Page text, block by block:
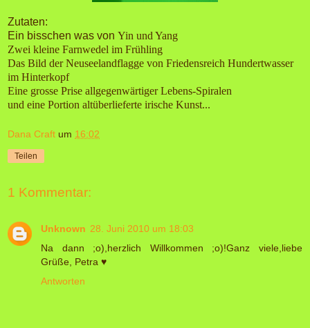
Zutaten:
Ein bisschen was von Yin und Yang
Zwei kleine Farnwedel im Frühling
Das Bild der Neuseelandflagge von Friedensreich Hundertwasser
im Hinterkopf
Eine grosse Prise allgegenwärtiger Lebens-Spiralen
und eine Portion altüberlieferte irische Kunst...
Dana Craft um 16:02
Teilen
1 Kommentar:
Unknown 28. Juni 2010 um 18:03
Na dann ;o),herzlich Willkommen ;o)!Ganz viele,liebe
Grüße, Petra ♥
Antworten